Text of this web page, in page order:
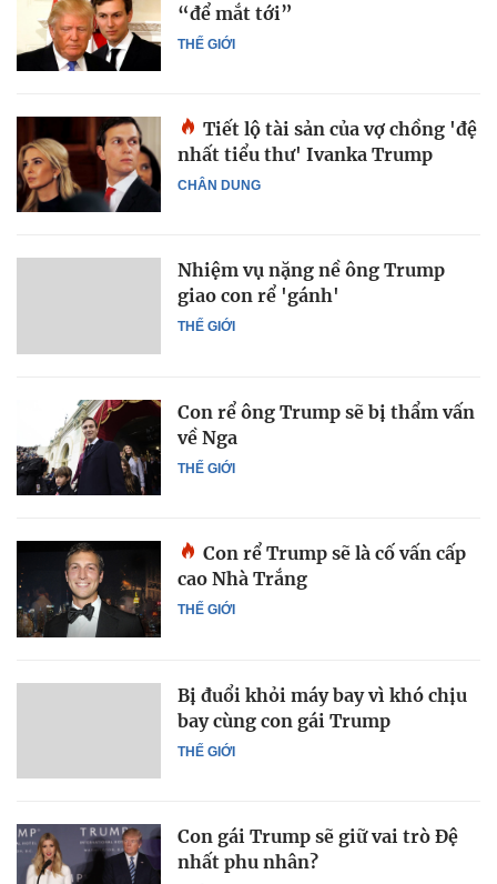
THẾ GIỚI
“để mắt tới”
CHÂN DUNG
Tiết lộ tài sản của vợ chồng 'đệ
nhất tiểu thư' Ivanka Trump
THẾ GIỚI
Nhiệm vụ nặng nề ông Trump
giao con rể 'gánh'
THẾ GIỚI
Con rể ông Trump sẽ bị thẩm vấn
về Nga
THẾ GIỚI
Con rể Trump sẽ là cố vấn cấp
cao Nhà Trắng
THẾ GIỚI
Bị đuổi khỏi máy bay vì khó chịu
bay cùng con gái Trump
Con gái Trump sẽ giữ vai trò Đệ
nhất phu nhân?